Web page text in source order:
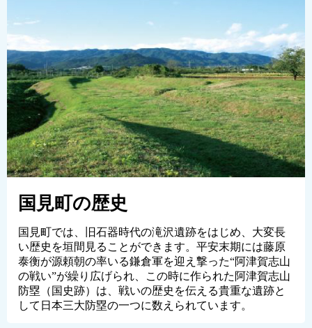
国見町の歴史
国見町では、旧石器時代の滝沢遺跡をはじめ、大変長
い歴史を垣間見ることができます。平安末期には藤原
泰衡が源頼朝の率いる鎌倉軍を迎え撃った“阿津賀志山
の戦い”が繰り広げられ、この時に作られた阿津賀志山
防塁（国史跡）は、戦いの歴史を伝える貴重な遺跡と
して日本三大防塁の一つに数えられています。